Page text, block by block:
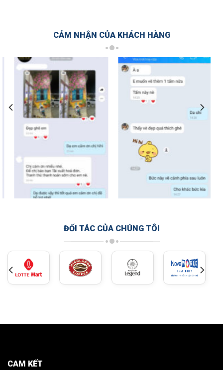
CẢM NHẬN CỦA KHÁCH HÀNG
ĐỐI TÁC CỦA CHÚNG TÔI
CAM KẾT